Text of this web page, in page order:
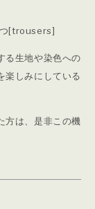
つ[trousers]
る生地や染色への
楽しみにしている
方は、是非この機